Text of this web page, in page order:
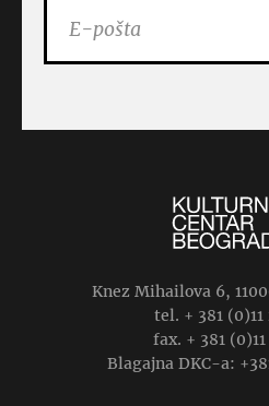
Knez Mihailova 6,
tel. + 381 (0)11
fax. + 381
Blagajna DKC-a: